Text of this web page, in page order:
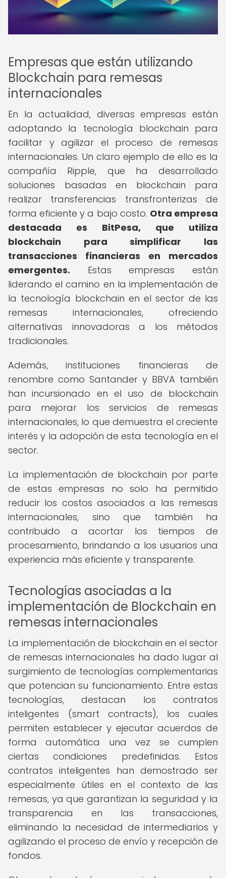
Empresas que están utilizando
Blockchain para remesas
internacionales
En la actualidad, diversas empresas están
adoptando la tecnología blockchain para
facilitar y agilizar el proceso de remesas
internacionales. Un claro ejemplo de ello es la
compañía Ripple, que ha desarrollado
soluciones basadas en blockchain para
realizar transferencias transfronterizas de
forma eficiente y a bajo costo. Otra empresa
destacada es BitPesa, que utiliza
blockchain para simplificar las
transacciones financieras en mercados
emergentes. Estas empresas están
liderando el camino en la implementación de
la tecnología blockchain en el sector de las
remesas internacionales, ofreciendo
alternativas innovadoras a los métodos
tradicionales.
Además, instituciones financieras de
renombre como Santander y BBVA también
han incursionado en el uso de blockchain
para mejorar los servicios de remesas
internacionales, lo que demuestra el creciente
interés y la adopción de esta tecnología en el
sector.
La implementación de blockchain por parte
de estas empresas no solo ha permitido
reducir los costos asociados a las remesas
internacionales, sino que también ha
contribuido a acortar los tiempos de
procesamiento, brindando a los usuarios una
experiencia más eficiente y transparente.
Tecnologías asociadas a la
implementación de Blockchain en
remesas internacionales
La implementación de blockchain en el sector
de remesas internacionales ha dado lugar al
surgimiento de tecnologías complementarias
que potencian su funcionamiento. Entre estas
tecnologías, destacan los contratos
inteligentes (smart contracts), los cuales
permiten establecer y ejecutar acuerdos de
forma automática una vez se cumplen
ciertas condiciones predefinidas. Estos
contratos inteligentes han demostrado ser
especialmente útiles en el contexto de las
remesas, ya que garantizan la seguridad y la
transparencia en las transacciones,
eliminando la necesidad de intermediarios y
agilizando el proceso de envío y recepción de
fondos.